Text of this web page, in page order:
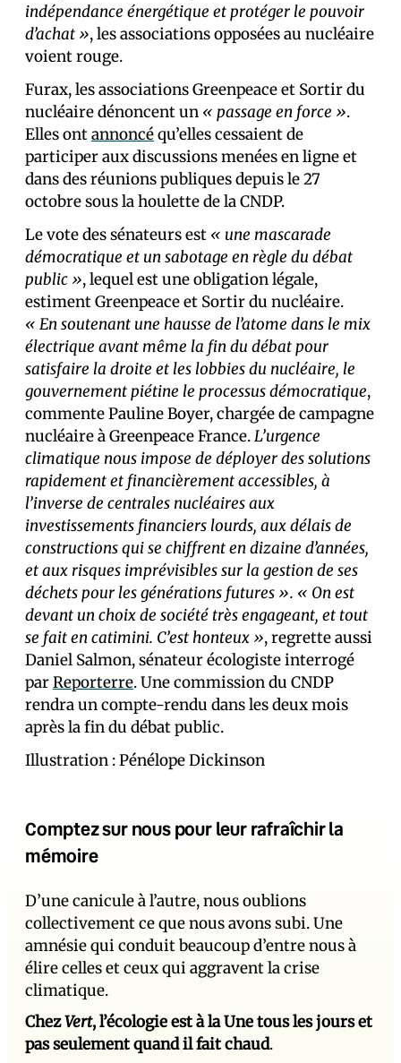
indépendance énergétique et protéger le pouvoir
d’achat », les associations opposées au nucléaire
voient rouge.
Furax, les associations Greenpeace et Sortir du
nucléaire dénoncent un « passage en force ».
Elles ontannoncéqu’elles cessaient de
participer aux discussions menées en ligne et
dans des réunions publiques depuis le 27
octobre sous la houlette de la CNDP.
Le vote des sénateurs est « une mascarade
démocratique et un sabotage en règle du débat
public », lequel est une obligation légale,
estiment Greenpeace et Sortir du nucléaire.
« En soutenant une hausse de l’atome dans le mix
électrique avant même la fin du débat pour
satisfaire la droite et les lobbies du nucléaire, le
gouvernement piétine le processus démocratique,
commente Pauline Boyer, chargée de campagne
nucléaire à Greenpeace France.L’urgence
climatique nous impose de déployer des solutions
rapidement et financièrement accessibles, à
l’inverse de centrales nucléaires aux
investissements financiers lourds, aux délais de
constructions qui se chiffrent en dizaine d’années,
et aux risques imprévisibles sur la gestion de ses
déchets pour les générations futures ». « On est
devant un choix de société très engageant, et tout
se fait en catimini. C’est honteux », regrette aussi
Daniel Salmon, sénateur écologiste interrogé
parReporterre. Une commission du CNDP
rendra un compte-rendu dans les deux mois
après la fin du débat public.
Illustration : Pénélope Dickinson
Comptez sur nous pour leur rafraîchir la
mémoire
D’une canicule à l’autre, nous oublions
collectivement ce que nous avons subi. Une
amnésie qui conduit beaucoup d’entre nous à
élire celles et ceux qui aggravent la crise
climatique.
ChezVert, l’écologie est à la Une tous les jours et
pas seulement quand il fait chaud.